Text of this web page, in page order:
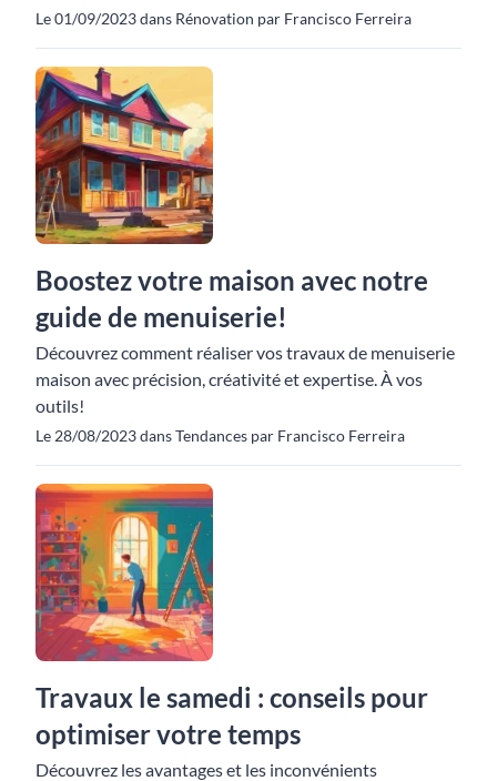
Le 01/09/2023 dans Rénovation par Francisco Ferreira
Boostez votre maison avec notre
guide de menuiserie!
Découvrez comment réaliser vos travaux de menuiserie
maison avec précision, créativité et expertise. À vos
outils!
Le 28/08/2023 dans Tendances par Francisco Ferreira
Travaux le samedi : conseils pour
optimiser votre temps
Découvrez les avantages et les inconvénients